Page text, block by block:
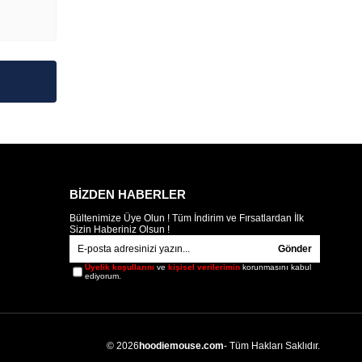
BİZDEN HABERLER
Bültenimize Üye Olun ! Tüm İndirim ve Fırsatlardan İlk
Sizin Haberiniz Olsun !
Gönder
Üyelik koşullarını ve kişisel verileriminkorunmasını kabul
ediyorum.
© 2026 hoodiemouse.com- Tüm Hakları Saklıdır.